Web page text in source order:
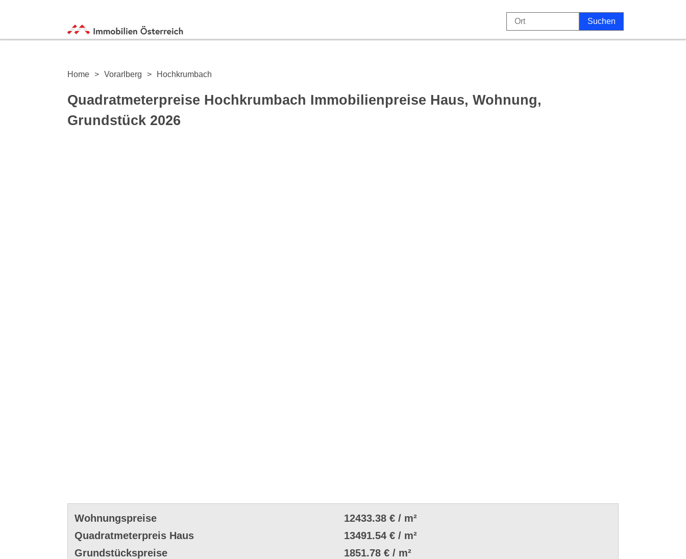
Home Vorarlberg Hochkrumbach
Quadratmeterpreise Hochkrumbach Immobilienpreise Haus, Wohnung,
Grundstück 2026
Wohnungspreise
12433.38 € / m²
Quadratmeterpreis Haus
13491.54 € / m²
Grundstückspreise
1851.78 € / m²